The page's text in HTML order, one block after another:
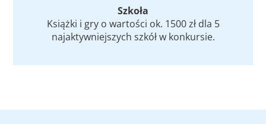
Szkoła
Książki i gry o wartości ok. 1500 zł dla 5
najaktywniejszych szkół w konkursie.